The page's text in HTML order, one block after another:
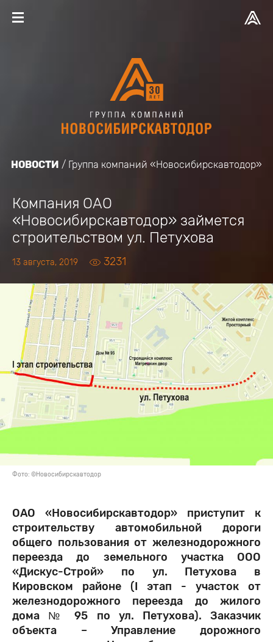
НОВОСТИ Группа компаний «Новосибирскавтодор»
Компания ОАО
«Новосибирскавтодор» займется
строительством ул. Петухова
13 августа, 2019 3231
Фото: ©Новосибирскавтодор
ОАО «Новосибирскавтодор» приступит к
строительству автомобильной дороги
общего пользования от железнодорожного
переезда до земельного участка ООО
«Дискус-Строй» по ул. Петухова в
Кировском районе (I этап - участок от
железнодорожного переезда до жилого
дома № 95 по ул. Петухова). Заказчик
объекта – Управление дорожного